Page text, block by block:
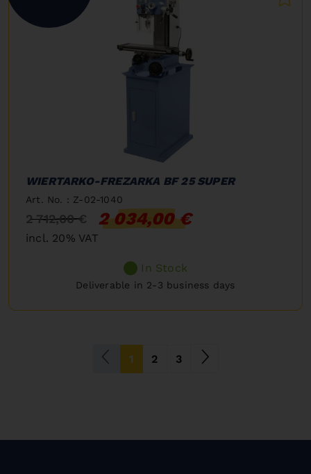
WIERTARKO-FREZARKA BF 25 SUPER
Art. No. : Z-02-1040
2 712,00 € 2 034,00 €
incl. 20% VAT
In Stock
Deliverable in 2-3 business days
1 (current)
2 3